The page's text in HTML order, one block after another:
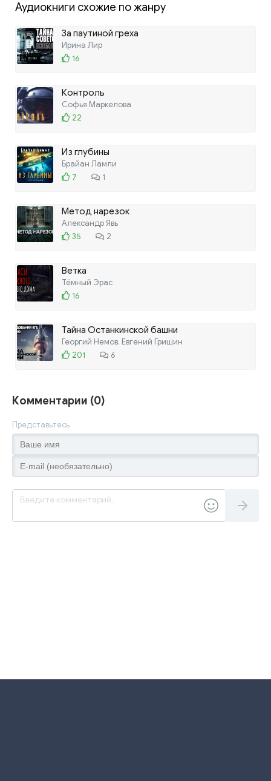
Аудиокниги схожие по жанру
За паутиной греха
Ирина Лир
16
Контроль
Софья Маркелова
22
Из глубины
Брайан Ламли
7
1
Метод нарезок
Александр Явь
35
2
Ветка
Тёмный Эрас
16
Тайна Останкинской башни
Георгий Немов, Евгений Гришин
201
6
Комментарии (0)
Представьтесь